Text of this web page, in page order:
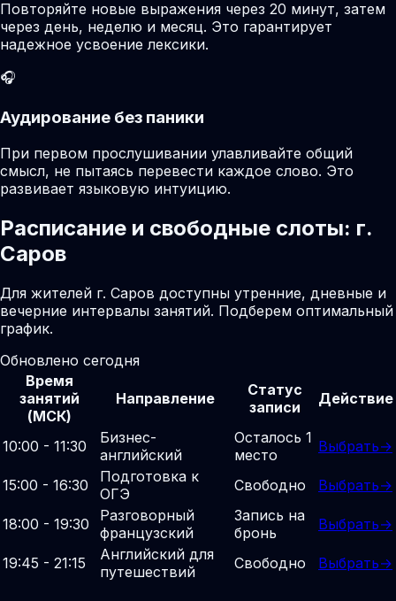
Повторяйте новые выражения через 20 минут, затем
через день, неделю и месяц. Это гарантирует
надежное усвоение лексики.
🎧
Аудирование без паники
При первом прослушивании улавливайте общий
смысл, не пытаясь перевести каждое слово. Это
развивает языковую интуицию.
Расписание и свободные слоты: г.
Саров
Для жителей г. Саров доступны утренние, дневные и
вечерние интервалы занятий. Подберем оптимальный
график.
Обновлено сегодня
Время
занятий
(МСК)
Направление
Статус
записи
Действие
10:00 - 11:30
Бизнес-
английский
Осталось 1
место
Выбрать→
15:00 - 16:30
Подготовка к
ОГЭ
Свободно Выбрать→
18:00 - 19:30
Разговорный
французский
Запись на
бронь
Выбрать→
19:45 - 21:15
Английский для
путешествий
Свободно Выбрать→